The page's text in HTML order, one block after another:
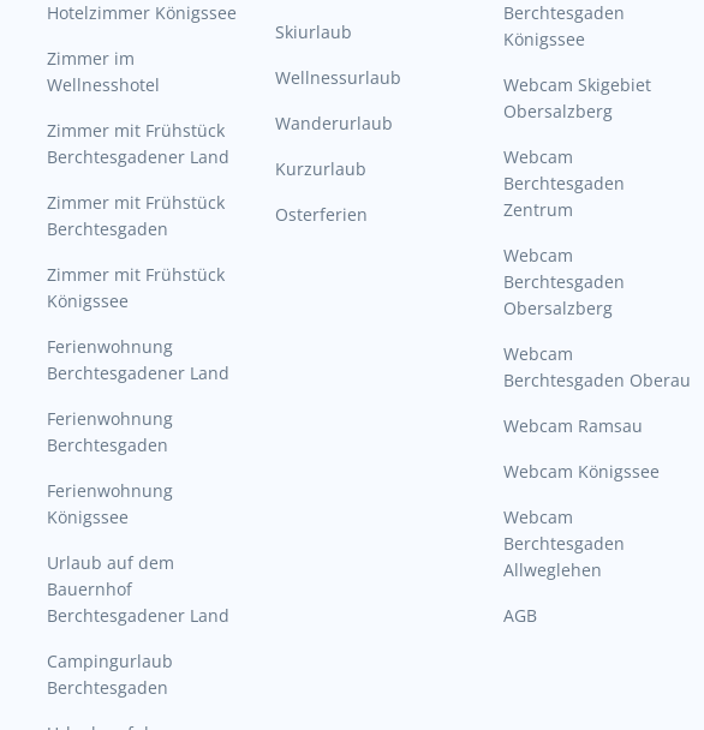
Hotelzimmer Königssee
Zimmer im
Wellnesshotel
Zimmer mit Frühstück
Berchtesgadener Land
Zimmer mit Frühstück
Berchtesgaden
Zimmer mit Frühstück
Königssee
Ferienwohnung
Berchtesgadener Land
Ferienwohnung
Berchtesgaden
Ferienwohnung
Königssee
Urlaub auf dem
Bauernhof
Berchtesgadener Land
Campingurlaub
Berchtesgaden
Skiurlaub
Wellnessurlaub
Wanderurlaub
Kurzurlaub
Osterferien
Berchtesgaden
Königssee
Webcam Skigebiet
Obersalzberg
Webcam
Berchtesgaden
Zentrum
Webcam
Berchtesgaden
Obersalzberg
Webcam
Berchtesgaden Oberau
Webcam Ramsau
Webcam Königssee
Webcam
Berchtesgaden
Allweglehen
AGB